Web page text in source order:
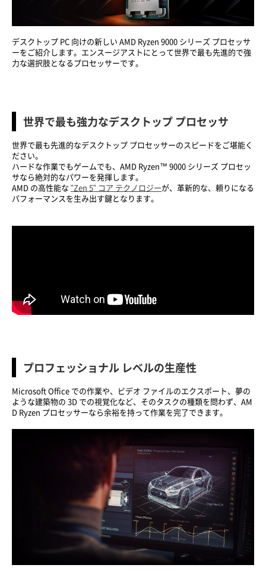
デスクトップ PC 向けの新しい AMD Ryzen 9000 シリーズ プロセッサ
ーをご紹介します。エンスージアストにとって世界で最も先進的で強
力な選択肢となるプロセッサーです。
世界で最も強力なデスクトップ プロセッサ
世界で最も先進的なデスクトップ プロセッサーのスピードをご堪能く
ださい。
ハードな作業でもゲームでも、AMD Ryzen™ 9000 シリーズ プロセッ
サなら絶対的なパワーを発揮します。
AMD の高性能な "Zen 5" コア テクノロジーが、革新的な、頼りになる
パフォーマンスを生み出す鍵となります。
プロフェッショナル レベルの生産性
Microsoft Office での作業や、ビデオ ファイルのエクスポート、夢の
ような建築物の 3D での視覚化など、そのタスクの種類を問わず、AM
D Ryzen プロセッサーなら余裕を持って作業を完了できます。